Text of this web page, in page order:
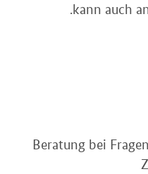
kann auch
Beratung bei